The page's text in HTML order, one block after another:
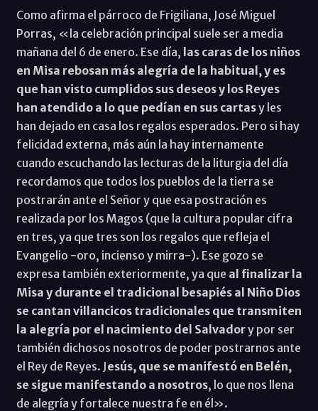
Como afirma el párroco de Frigiliana, José Miguel
Porras, «la celebración principal suele ser a media
mañana del 6 de enero. Ese día, las caras de los niños
en Misa rebosan más alegría de la habitual, y es
que han visto cumplidos sus deseos y los Reyes
han atendido a lo que pedían en sus cartasy les
han dejado en casa los regalos esperados. Pero si hay
felicidad externa, más aún la hay internamente
cuando escuchando las lecturas de la liturgia del día
recordamos que todos los pueblos de la tierra se
postrarán ante el Señor y que esa postración es
realizada por los Magos (que la cultura popular cifra
en tres, ya que tres son los regalos que refleja el
Evangelio -oro, incienso y mirra-). Ese gozo se
expresa también exteriormente, ya que al finalizar la
Misa y durante el tradicional besapiés al Niño Dios
se cantan villancicos tradicionales que transmiten
la alegría por el nacimiento del Salvadory por ser
también dichosos nosotros de poder postrarnos ante
el Rey de Reyes. Jesús, que se manifestó en Belén,
se sigue manifestando a nosotros, lo que nos llena
de alegría y fortalece nuestra fe en él».